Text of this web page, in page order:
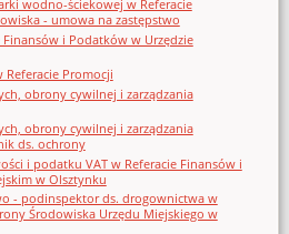
wodno-ściekowej w Referacie
- umowa na zastępstwo
i Podatków w Urzędzie
Promocji
obrony cywilnej i zarządzania
obrony cywilnej i zarządzania
ds. ochrony
i podatku VAT w Referacie Finansów i
w Olsztynku
- podinspektor ds. drogownictwa w
Środowiska Urzędu Miejskiego w